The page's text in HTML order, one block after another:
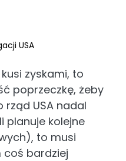
USA
zyskami, to
poprzeczkę, żeby
rząd USA nadal
planuje kolejne
to musi
bardziej